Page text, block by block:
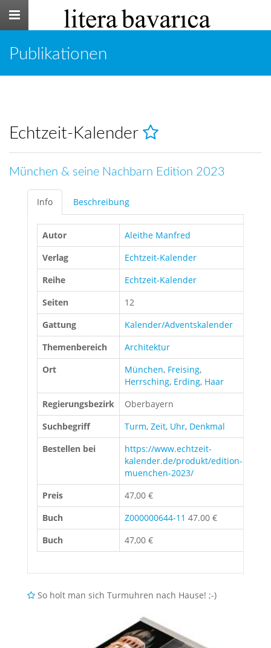
Toggle
Publikationen
Echtzeit-Kalender
München & seine Nachbarn Edition 2023
Info Beschreibung
Autor
Aleithe Manfred
Verlag
Echtzeit-Kalender
Reihe
Echtzeit-Kalender
Seiten
12
Gattung
Kalender/Adventskalender
Themenbereich
Architektur
Ort
München, Freising,
Herrsching, Erding, Haar
Regierungsbezirk
Oberbayern
Suchbegriff
Turm, Zeit, Uhr, Denkmal
Bestellen bei
https://www.echtzeit-
kalender.de/produkt/edition-
muenchen-2023/
Preis
47,00 €
Buch
Z000000644-11 47.00 €
Buch
47,00 €
So holt man sich Turmuhren nach Hause! ;-)